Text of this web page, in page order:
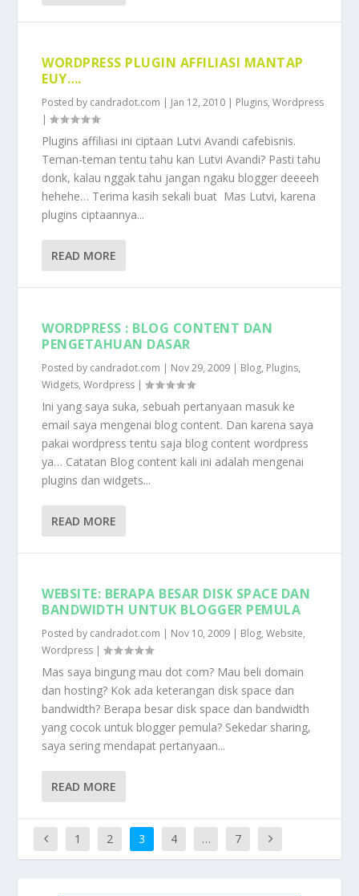
WORDPRESS PLUGIN AFFILIASI MANTAP
EUY….
Posted by candradot.com | Jan 12, 2010 | Plugins,Wordpress
|
Plugins affiliasi ini ciptaan Lutvi Avandi cafebisnis.
Teman-teman tentu tahu kan Lutvi Avandi? Pasti tahu
donk, kalau nggak tahu jangan ngaku blogger deeeeh
hehehe… Terima kasih sekali buat Mas Lutvi, karena
plugins ciptaannya...
READ MORE
WORDPRESS : BLOG CONTENT DAN
PENGETAHUAN DASAR
Posted by candradot.com | Nov 29, 2009 | Blog, Plugins,
Widgets,Wordpress |
Ini yang saya suka, sebuah pertanyaan masuk ke
email saya mengenai blog content. Dan karena saya
pakai wordpress tentu saja blog content wordpress
ya… Catatan Blog content kali ini adalah mengenai
plugins dan widgets...
READ MORE
WEBSITE: BERAPA BESAR DISK SPACE DAN
BANDWIDTH UNTUK BLOGGER PEMULA
Posted by candradot.com | Nov 10, 2009 | Blog,Website,
Wordpress |
Mas saya bingung mau dot com? Mau beli domain
dan hosting? Kok ada keterangan disk space dan
bandwidth? Berapa besar disk space dan bandwidth
yang cocok untuk blogger pemula? Sekedar sharing,
saya sering mendapat pertanyaan...
READ MORE
1 2 3 4 … 7